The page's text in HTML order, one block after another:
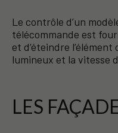
Le contrôle d’un
télécommande est
et d’éteindre
lumineux et la vitesse
LES